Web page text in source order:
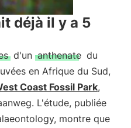
déjà il y a 5
d'un anthenate du
en Afrique du Sud,
Coast Fossil Park,
L'étude, publiée
montre que